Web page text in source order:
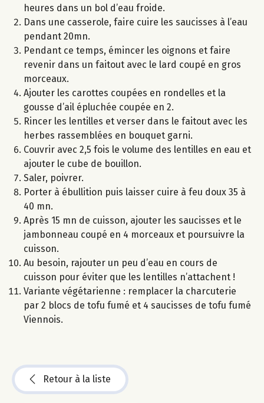
heures dans un bol d’eau froide.
Dans une casserole, faire cuire les saucisses à l’eau
pendant 20mn.
Pendant ce temps, émincer les oignons et faire
revenir dans un faitout avec le lard coupé en gros
morceaux.
Ajouter les carottes coupées en rondelles et la
gousse d’ail épluchée coupée en 2.
Rincer les lentilles et verser dans le faitout avec les
herbes rassemblées en bouquet garni.
Couvrir avec 2,5 fois le volume des lentilles en eau et
ajouter le cube de bouillon.
Saler, poivrer.
Porter à ébullition puis laisser cuire à feu doux 35 à
40 mn.
Après 15 mn de cuisson, ajouter les saucisses et le
jambonneau coupé en 4 morceaux et poursuivre la
cuisson.
Au besoin, rajouter un peu d’eau en cours de
cuisson pour éviter que les lentilles n’attachent !
Variante végétarienne : remplacer la charcuterie
par 2 blocs de tofu fumé et 4 saucisses de tofu fumé
Viennois.
Retour à la liste